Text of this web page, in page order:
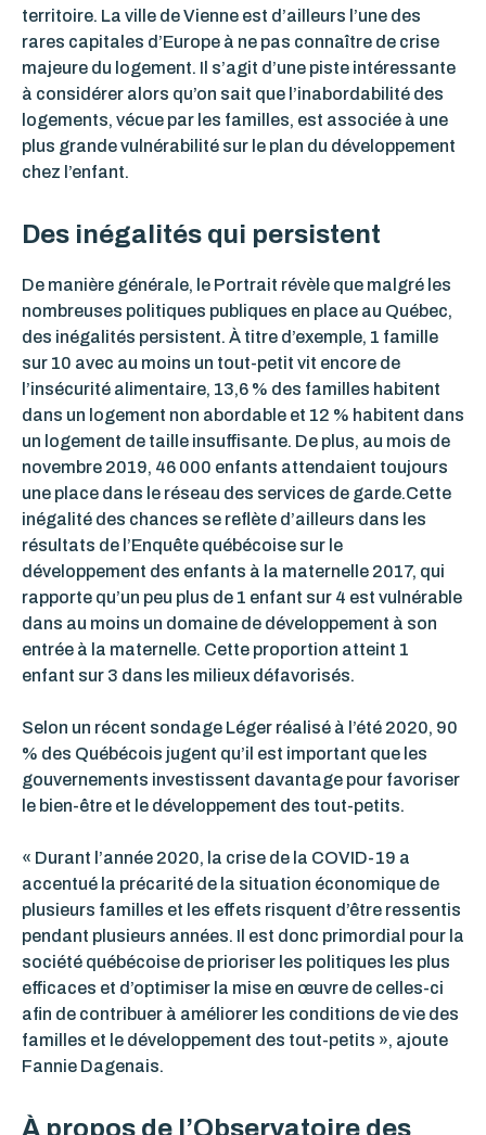
territoire. La ville de Vienne est d’ailleurs l’une des
rares capitales d’Europe à ne pas connaître de crise
majeure du logement. Il s’agit d’une piste intéressante
à considérer alors qu’on sait que l’inabordabilité des
logements, vécue par les familles, est associée à une
plus grande vulnérabilité sur le plan du développement
chez l’enfant.
Des inégalités qui persistent
De manière générale, le Portrait révèle que malgré les
nombreuses politiques publiques en place au Québec,
des inégalités persistent. À titre d’exemple, 1 famille
sur 10 avec au moins un tout-petit vit encore de
l’insécurité alimentaire, 13,6 % des familles habitent
dans un logement non abordable et 12 % habitent dans
un logement de taille insuffisante. De plus, au mois de
novembre 2019, 46 000 enfants attendaient toujours
une place dans le réseau des services de garde.Cette
inégalité des chances se reflète d’ailleurs dans les
résultats de l’Enquête québécoise sur le
développement des enfants à la maternelle 2017, qui
rapporte qu’un peu plus de 1 enfant sur 4 est vulnérable
dans au moins un domaine de développement à son
entrée à la maternelle. Cette proportion atteint 1
enfant sur 3 dans les milieux défavorisés.
Selon un récent sondage Léger réalisé à l’été 2020, 90
% des Québécois jugent qu’il est important que les
gouvernements investissent davantage pour favoriser
le bien-être et le développement des tout-petits.
« Durant l’année 2020, la crise de la COVID-19 a
accentué la précarité de la situation économique de
plusieurs familles et les effets risquent d’être ressentis
pendant plusieurs années. Il est donc primordial pour la
société québécoise de prioriser les politiques les plus
efficaces et d’optimiser la mise en œuvre de celles-ci
afin de contribuer à améliorer les conditions de vie des
familles et le développement des tout-petits », ajoute
Fannie Dagenais.
À propos de l’Observatoire des